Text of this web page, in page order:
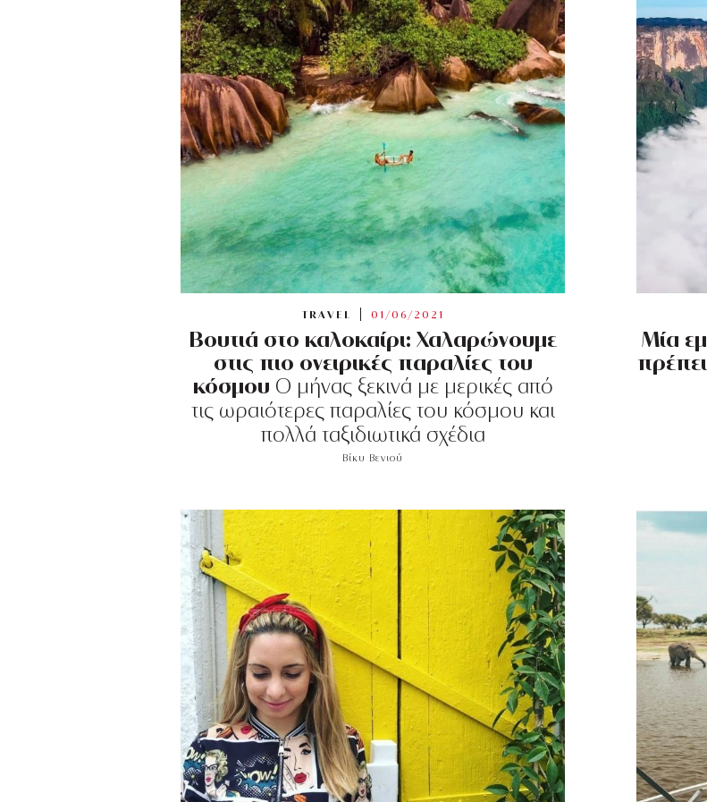
TRAVEL 01/06/2021
Βουτιά στο καλοκαίρι: Χαλαρώνουμε
στις πιο ονειρικές παραλίες του
κόσμου Ο μήνας ξεκινά με μερικές από
τις ωραιότερες παραλίες του κόσμου και
πολλά ταξιδιωτικά σχέδια
Βίκυ Βενιού
Μία